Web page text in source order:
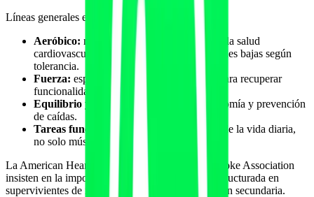
Líneas generales en la fase crónica:
Aeróbico: mejora la capacidad funcional y la salud
cardiovascular; se progresa desde intensidades bajas según
tolerancia.
Fuerza: especialmente del lado afectado, para recuperar
funcionalidad en actividades cotidianas.
Equilibrio y marcha: centrales para autonomía y prevención
de caídas.
Tareas funcionales:
entrenar gestos útiles de la vida diaria,
no solo músculos aislados.
La American Heart Association y la American Stroke Association
insisten en la importancia de la actividad física estructurada en
supervivientes de ictus como parte de la prevención secundaria.